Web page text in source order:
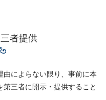
者提供
によらない限り、事前に本
三者に開示・提供すること